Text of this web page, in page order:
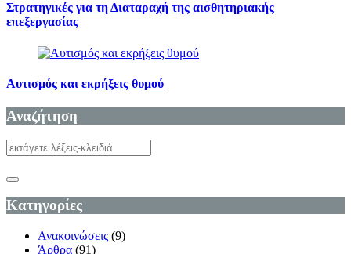
Στρατηγικές για τη Διαταραχή της αισθητηριακής
επεξεργασίας
Αυτισμός και εκρήξεις θυμού
Αναζήτηση
Κατηγορίες
Ανακοινώσεις (9)
Άρθρα (91)